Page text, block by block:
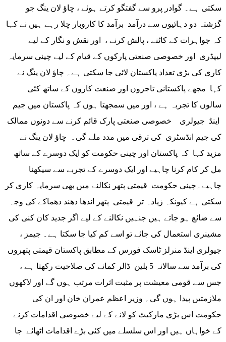
سکتی ہے۔ گوادر پرو سے گفتگو کرتے ہوئے ، چاؤ لان ینگ جو
گزشتہ دو دہائیوں سے درآمد برآمد کا کاروبار چلا رہے ہیں نے کہا
کہ جواہرات کے کاٹنے ، پالش کرنے ، اور نقش و نگار کے لیے
لیپڈری اور خصوصی صنعتی پارکوں کے قیام کے لیے چینی سرمایہ
کاری کی بڑی تعداد پاکستان لائی جا سکتی ہے۔ چاؤ لان ینگ نے
کہا مجھے پاکستانی تاجروں اور صنعت کاروں کے ساتھ کئی
سالوں کا تجربہ ہے ، اور میں سمجھتا ہوں کہ پاکستان میں جیم
اینڈ جیولری خصوصی صنعتی پارک قائم کرنے سے دونوں ممالک
کی جیم انڈسٹری کی ترقی میں مدد ملے گی۔ چاؤ لان ینگ نے
مزید کہا کہ پاکستان اور چینی حکومت کو ایک دوسرے کے ساتھ
مل کر کام کرنا چاہیے اور ایک دوسرے کے تجربے سے سیکھنا
چاہیے۔چینی حکومت قیمتی پتھر نکالنے میں بھی سرمایہ کاری کر
سکتی ہے کیونکہ زیادہ تر قیمتی پتھر اندھا دھند دھماکے کی وجہ
سے ضائع ہو جاتے ہیں جنہیں نکالنے کے لیے اگر جدید کان کنی کی
مشینری استعمال کی جائے تو اسے کم کیا جا سکتا ہے۔ جیمز ،
جیولری اینڈ منرلز ٹاسک فورس کے مطابق پاکستان قیمتی پتھروں
کی برآمد سے سالانہ 5 بلین ڈالر کمانے کی صلاحیت رکھتا ہے ،
جس سے قومی معیشت پر مثبت اثرات مرتب ہوں گے اور لاکھوں
ملازمتیں پیدا ہوں گی۔ وزیر اعظم عمران خان اور ان کی
حکومت اس بڑی مارکیٹ کو لانے کے لیے خصوصی اقدامات کرنے
کے خواہاں ہیں اور اس سلسلے میں کئی بڑے اقدامات اٹھائے جا